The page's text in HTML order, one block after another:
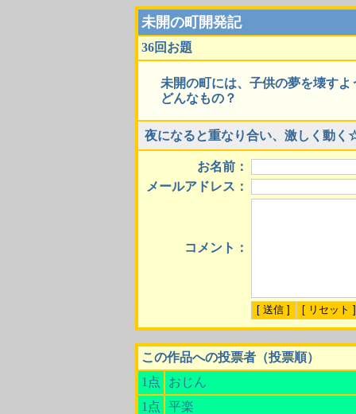
未開の町開発記
36回お題
未開の町には、子供の夢を壊す
どんなもの？
夜になると重なり合い、激しく動
お名前：
メールアドレス：
コメント：
この作品への投票者（投票順）
1点
おじん
1点
平楽